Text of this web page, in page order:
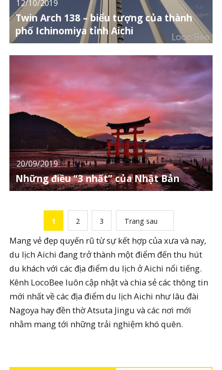
12/10/2019
Twin Arch 138 – biểu tượng của thành
phố Ichinomiya tỉnh Aichi
20/09/2019
Những điều “3 nhất” của Nhật Bản
1 2 3 Trang sau
Mang vẻ đẹp quyến rũ từ sự kết hợp của xưa và nay,
du lịch Aichi đang trở thành một điểm đến thu hút
du khách với các địa điểm du lịch ở Aichi nổi tiếng.
Kênh LocoBee luôn cập nhật và chia sẻ các thông tin
mới nhất về các địa điểm du lịch Aichi như lâu đài
Nagoya hay đền thờ Atsuta Jingu và các nơi mới
nhằm mang tới những trải nghiệm khó quên.